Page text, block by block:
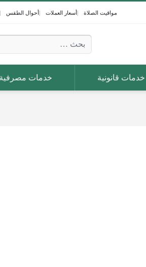
مواقيت الصلاة أسعار العملات أحوال الطقس
البحث عن:
خدمات قانونية خدمات مصرفية